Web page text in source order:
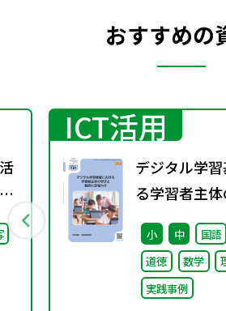
おすすめの
ICT活用
デジタル学
る学習者主
師の足場かけ
131）
小 中 国語
道徳
数学
実践事例